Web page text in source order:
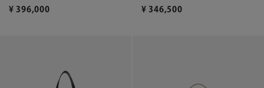
¥ 396,000
¥ 346,500